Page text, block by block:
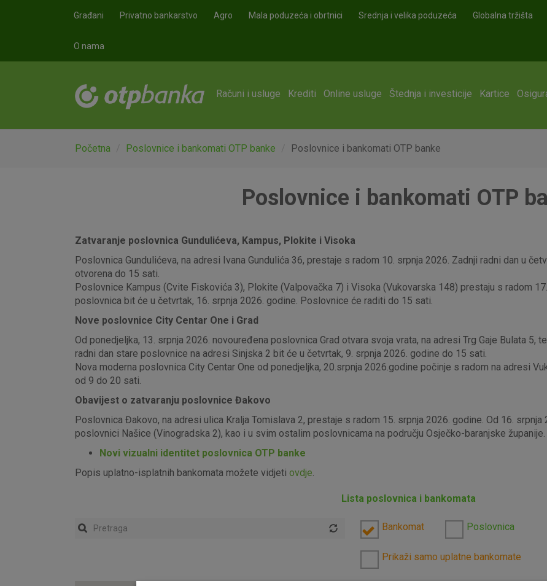
Građani Privatno bankarstvo Agro Mala poduzeća i obrtnici Srednja i velika poduzeća Globalna tržišta
O nama
Računi i usluge Krediti Online usluge Štednja i investicije Kartice
Početna Poslovnice i bankomati OTP banke Poslovnice i bankomati OTP banke
Poslovnice i bankomati OTP
Zatvaranje poslovnica Gundulićeva, Kampus, Plokite i Visoka
Poslovnica Gundulićeva, na adresi Ivana Gundulića 36, prestaje s radom 10. srpnja 2026. Zadnji radni dan u
otvorena do 15 sati.
Poslovnice Kampus (Cvite Fiskovića 3), Plokite (Valpovačka 7) i Visoka (Vukovarska 148) prestaju s radom
poslovnica bit će u četvrtak, 16. srpnja 2026. godine. Poslovnice će raditi do 15 sati.
Nove poslovnice City Centar One i Grad
Od ponedjeljka, 13. srpnja 2026. novouređena poslovnica Grad otvara svoja vrata, na adresi Trg Gaje Bulata 5,
radni dan stare poslovnice na adresi Sinjska 2 bit će u četvrtak, 9. srpnja 2026. godine do 15 sati.
Nova moderna poslovnica City Centar One od ponedjeljka, 20.srpnja 2026.godine počinje s radom na adresi
od 9 do 20 sati.
Obavijest o zatvaranju poslovnice Đakovo
Poslovnica Đakovo, na adresi ulica Kralja Tomislava 2, prestaje s radom 15. srpnja 2026. godine. Od 16.
poslovnici Našice (Vinogradska 2), kao i u svim ostalim poslovnicama na području Osječko-baranjske županije.
Novi vizualni identitet poslovnica OTP banke
Popis uplatno-isplatnih bankomata možete vidjeti ovdje.
Lista poslovnica i bankomata
Bankomat Poslovnica
Prikaži samo uplatne bankomate